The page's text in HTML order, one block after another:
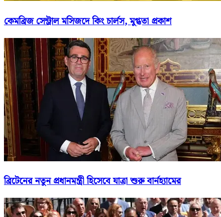
কেমব্রিজ সেন্ট্রাল মসিজদে কিং চার্লস, মুগ্ধতা প্রকাশ
ব্রিটেনের নতুন প্রধানমন্ত্রী হিসেবে যাত্রা শুরু বার্নহ্যামের